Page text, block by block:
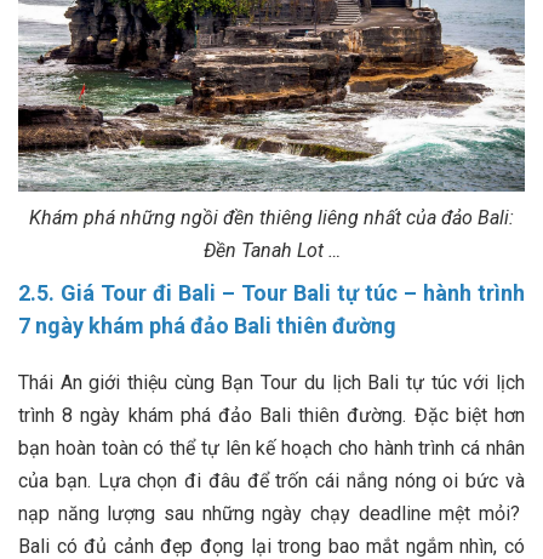
Khám phá những ngồi đền thiêng liêng nhất của đảo Bali:
Đền Tanah Lot …
2.5. Giá Tour đi Bali – Tour Bali tự túc – hành trình
7 ngày khám phá đảo Bali thiên đường
Thái An giới thiệu cùng Bạn Tour du lịch Bali tự túc với lịch
trình 8 ngày khám phá đảo Bali thiên đường. Đặc biệt hơn
bạn hoàn toàn có thể tự lên kế hoạch cho hành trình cá nhân
của bạn. Lựa chọn đi đâu để trốn cái nắng nóng oi bức và
nạp năng lượng sau những ngày chạy deadline mệt mỏi?
Bali có đủ cảnh đẹp đọng lại trong bao mắt ngắm nhìn, có